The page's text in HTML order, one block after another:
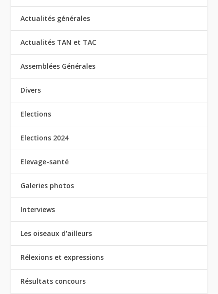
Actualités générales
Actualités TAN et TAC
Assemblées Générales
Divers
Elections
Elections 2024
Elevage-santé
Galeries photos
Interviews
Les oiseaux d'ailleurs
Rélexions et expressions
Résultats concours